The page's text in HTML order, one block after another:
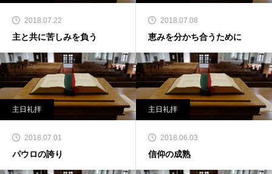
2018.07.22
主と共に苦しみを負う
2018.07.08
恵みを分かち合うために
主日礼拝
2018.07.01
パウロの誇り
主日礼拝
2018.06.03
信仰の成熟